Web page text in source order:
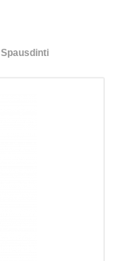
Spausdinti